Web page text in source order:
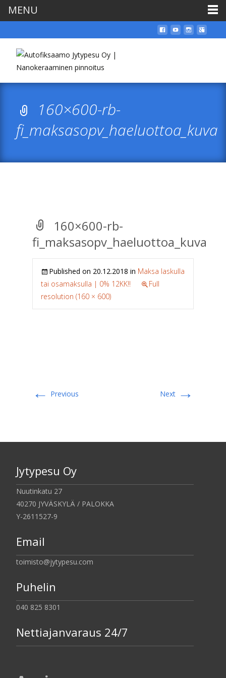
160×600-rb-
fi_maksasopv_haeluottoa_kuva
160×600-rb-
fi_maksasopv_haeluottoa_kuva
Published on 20.12.2018 in Maksa laskulla
tai osamaksulla | 0% 12KK!!
Full
resolution (160 × 600)
← Previous Next →
Jytypesu Oy
Nuutinkatu 27
40270 JYVÄSKYLÄ / PALOKKA
Y-2611527-9
Email
toimisto@jytypesu.com
Puhelin
040 825 8301
Nettiajanvaraus 24/7
MENU